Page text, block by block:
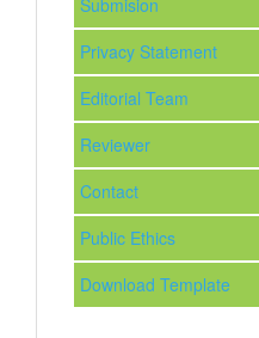
Submision
Privacy Statement
Editorial Team
Reviewer
Contact
Public Ethics
Download Template